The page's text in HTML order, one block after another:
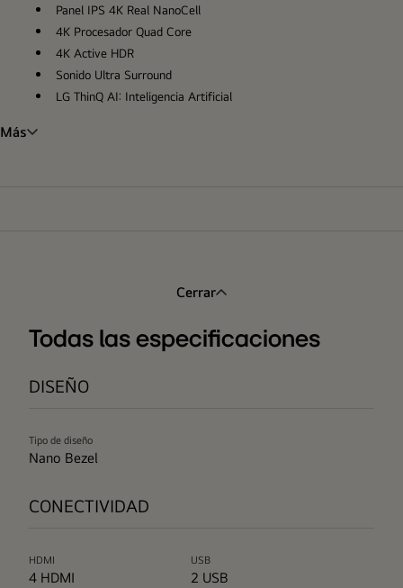
Panel IPS 4K Real NanoCell
4K Procesador Quad Core
4K Active HDR
Sonido Ultra Surround
LG ThinQ AI: Inteligencia Artificial
Más
Cerrar
Todas las especificaciones
DISEÑO
Tipo de diseño
Nano Bezel
CONECTIVIDAD
HDMI
4 HDMI
USB
2 USB